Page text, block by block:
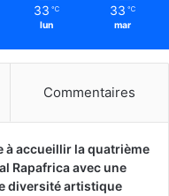
33 ℃
lun
33 ℃
mar
Commentaires
à accueillir la quatrième
Rapafrica avec une
diversité artistique